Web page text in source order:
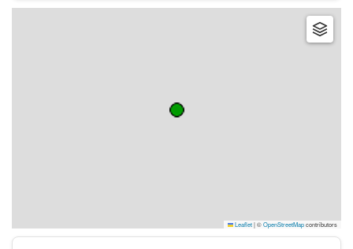
Leaflet|©OpenStreetMapcontributors